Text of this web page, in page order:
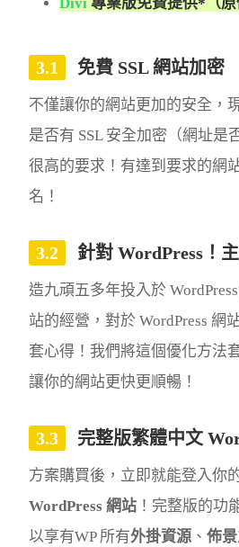
免費 SSL 網站加密
不僅讓你的網站更加的安全，
是否有 SSL 安全加密（網址是
很高的要求！有達到要求的網
名！
針對 WordPress！
造九頑五多年投入於
站的經營，對於 WordPress 網
套心得！我們將這個優化方法
讓你的網站更快更順暢！
完整版繁體中文
方案購買後，立即就能登入你
WordPress 網站 ！完整版的功
以享有WP 所有外掛資源 、 佈